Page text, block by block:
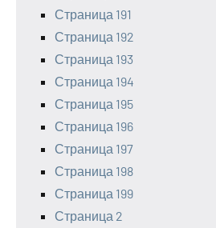
Страница 191
Страница 192
Страница 193
Страница 194
Страница 195
Страница 196
Страница 197
Страница 198
Страница 199
Страница 2